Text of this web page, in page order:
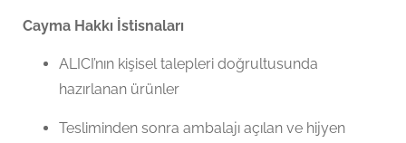
Cayma Hakkı İstisnaları
ALICI’nın kişisel talepleri doğrultusunda
hazırlanan ürünler
Tesliminden sonra ambalajı açılan ve hijyen